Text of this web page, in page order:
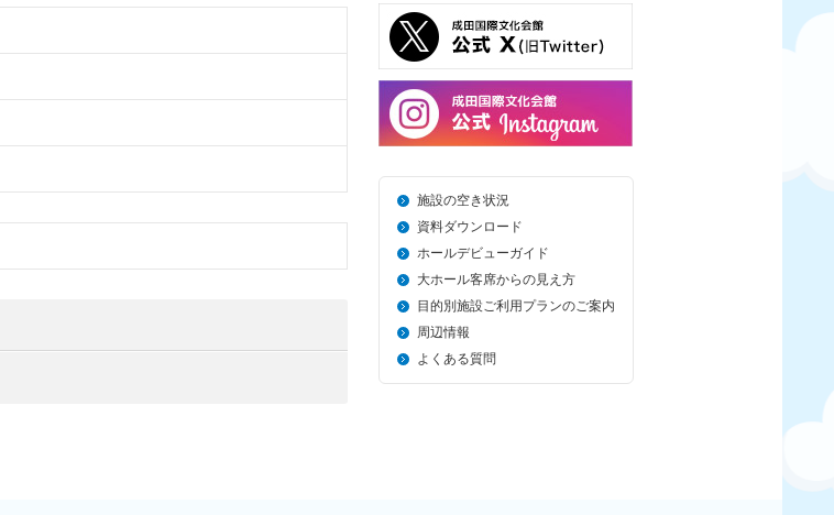
施設の空き状況
資料ダウンロード
ホールデビューガイド
大ホール客席からの見え方
目的別施設ご利用プランのご案内
周辺情報
よくある質問